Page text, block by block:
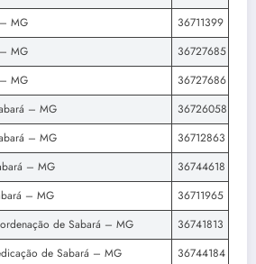
MG
36711399
MG
36727685
MG
36727686
– MG
36726058
– MG
36712863
– MG
36744618
– MG
36711965
de Sabará – MG
36741813
de Sabará – MG
36744184